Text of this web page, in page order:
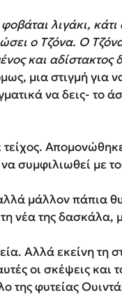
λιγάκι,
ο Τζόνα. Ο
και αδίστακτος
μια στιγμή για
να δεις- το
συμφιλιωθεί με
μάλλον πάπια
νέα της δασκάλα,
Αλλά εκείνη τη
οι σκέψεις και
της φυτείας